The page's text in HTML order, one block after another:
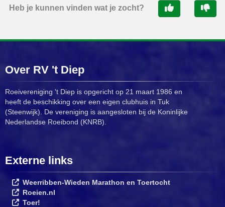
Heb je kunnen vinden wat je zocht?
Over RV 't Diep
Roeivereniging 't Diep is opgericht op 21 maart 1986 en
heeft de beschikking over een eigen clubhuis in Tuk
(Steenwijk). De vereniging is aangesloten bij de Koninlijke
Nederlandse Roeibond (KNRB).
Externe links
Weerribben-Wieden Marathon en Toertocht
Roeien.nl
Toer!